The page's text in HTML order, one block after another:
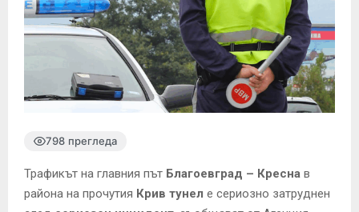
798 прегледа
Трафикът на главния път Благоевград – Кресна в
района на прочутия Крив тунел е сериозно затруднен